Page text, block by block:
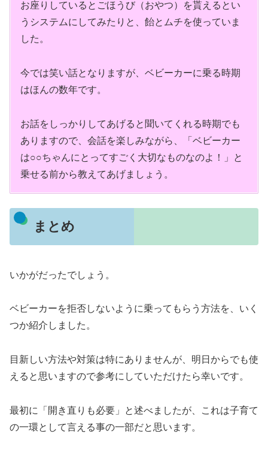
お座りしているとごほうび（おやつ）を貰えるとい
うシステムにしてみたりと、飴とムチを使っていま
した。
今では笑い話となりますが、ベビーカーに乗る時期
はほんの数年です。
お話をしっかりしてあげると聞いてくれる時期でも
ありますので、会話を楽しみながら、「ベビーカー
は○○ちゃんにとってすごく大切なものなのよ！」と
乗せる前から教えてあげましょう。
まとめ
いかがだったでしょう。
ベビーカーを拒否しないように乗ってもらう方法を、いく
つか紹介しました。
目新しい方法や対策は特にありませんが、明日からでも使
えると思いますので参考にしていただけたら幸いです。
最初に「開き直りも必要」と述べましたが、これは子育て
の一環として言える事の一部だと思います。